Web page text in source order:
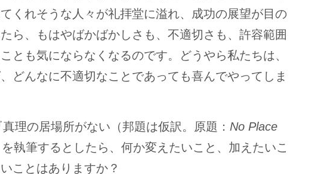
くれそうな人々が礼拝堂に溢れ、成功の展望が目の
ら、もはやばかばかしさも、不適切さも、許容範囲
とも気にならなくなるのです。どうやら私たちは、
どんなに不適切なことであっても喜んでやってしま
理の居場所がない（邦題は仮訳。原題： No Place
執筆するとしたら、何か変えたいこと、加えたいこ
ことはありますか？